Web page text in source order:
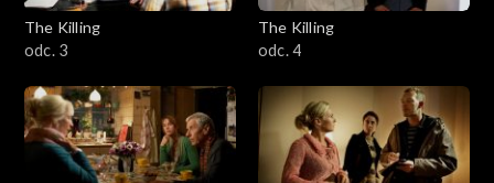
The Killing
odc. 3
The Killing
odc. 4